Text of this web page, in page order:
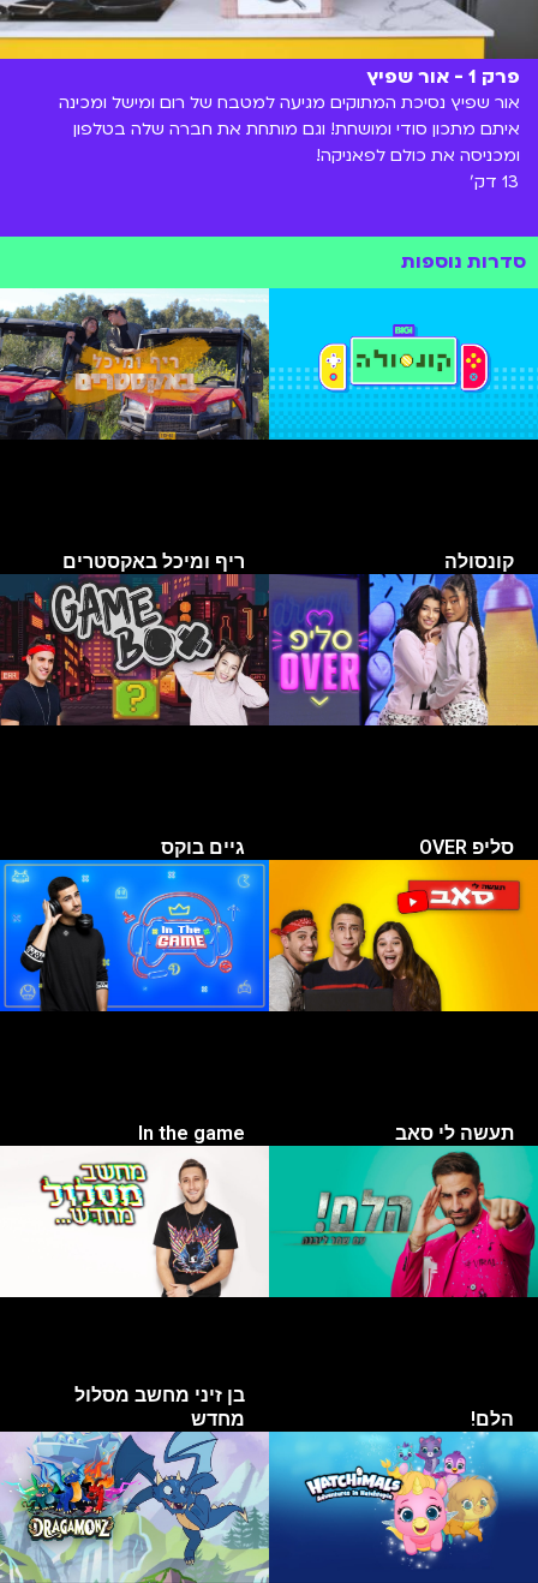
פרק 1 - אור שפיץ
אור שפיץ נסיכת המתוקים מגיעה למטבח של רום ומישל ומכינה
איתם מתכון סודי ומושחת! וגם מותחת את חברה שלה בטלפון
ומכניסה את כולם לפאניקה!
13 דק'
סדרות נוספות
קונסולה ריף ומיכל באקסטרים
סליפ OVER גיים בוקס
תעשה לי סאב In the game
הלם!
בן זיני מחשב מסלול
מחדש